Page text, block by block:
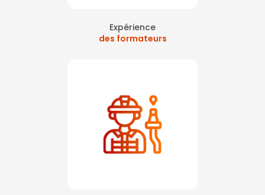
Expérience
des formateurs